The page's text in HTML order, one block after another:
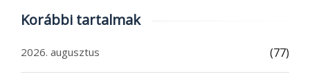
Korábbi tartalmak
2026. augusztus (77)